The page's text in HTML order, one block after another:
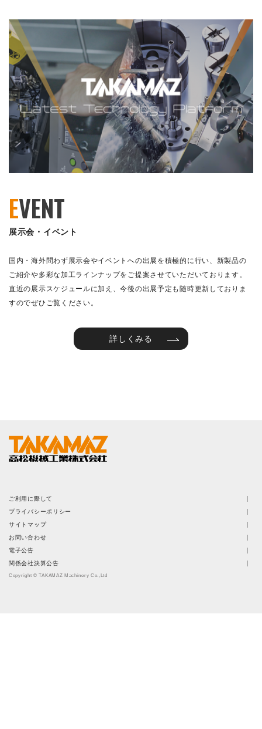
EVENT
展示会・イベント
国内・海外問わず展示会やイベントへの出展を積極的に行い、新製品の
ご紹介や多彩な加工ラインナップをご提案させていただいております。
直近の展示スケジュールに加え、今後の出展予定も随時更新しておりま
すのでぜひご覧ください。
詳しくみる
ご利用に際して
プライバシーポリシー
サイトマップ
お問い合わせ
電子公告
関係会社決算公告
Copyright © TAKAMAZ Machinery Co.,Ltd